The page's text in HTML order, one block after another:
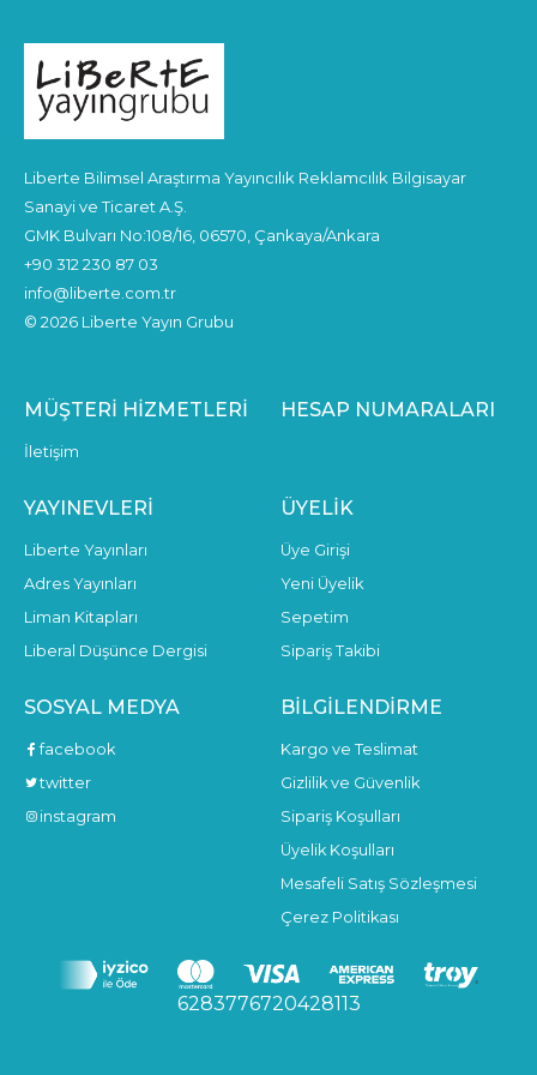
Liberte Bilimsel Araştırma Yayıncılık Reklamcılık Bilgisayar
Sanayi ve Ticaret A.Ş.
GMK Bulvarı No:108/16, 06570, Çankaya/Ankara
+90 312 230 87 03
info@liberte.com.tr
© 2026 Liberte Yayın Grubu
MÜŞTERI HIZMETLERI
İletişim
HESAP NUMARALARI
YAYINEVLERI
Liberte Yayınları
Adres Yayınları
Liman Kitapları
Liberal Düşünce Dergisi
ÜYELIK
Üye Girişi
Yeni Üyelik
Sepetim
Sipariş Takibi
SOSYAL MEDYA
facebook
twitter
instagram
BILGILENDIRME
Kargo ve Teslimat
Gizlilik ve Güvenlik
Sipariş Koşulları
Üyelik Koşulları
Mesafeli Satış Sözleşmesi
Çerez Politikası
6283776720428113